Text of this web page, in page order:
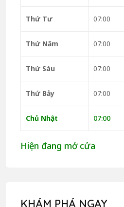
Thứ Tư 07:00
Thứ Năm 07:00
Thứ Sáu 07:00
Thứ Bảy 07:00
Chủ Nhật 07:00
Hiện đang mở cửa
KHÁM PHÁ NGAY